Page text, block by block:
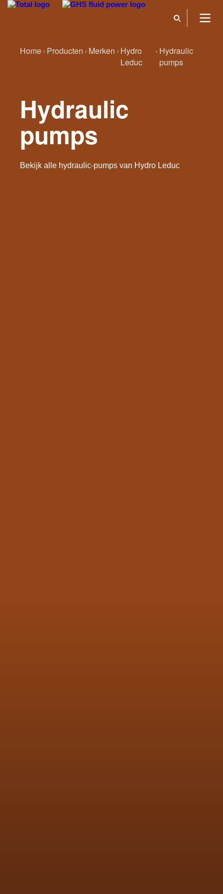
Home Producten Merken Hydro
Leduc
Hydraulic
pumps
Hydraulic
pumps
Bekijk alle hydraulic-pumps van Hydro Leduc